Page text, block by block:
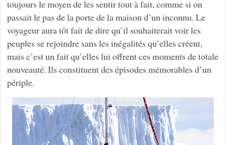
toujours le moyen de les sentir tout à fait, comme si on
passait le pas de la porte de la maison d’un inconnu. Le
voyageur aura tôt fait de dire qu’il souhaiterait voir les
peuples se rejoindre sans les inégalités qu’elles créent,
mais c’est un fait qu’elles lui offrent ces moments de totale
nouveauté. Ils constituent des épisodes mémorables d’un
périple.